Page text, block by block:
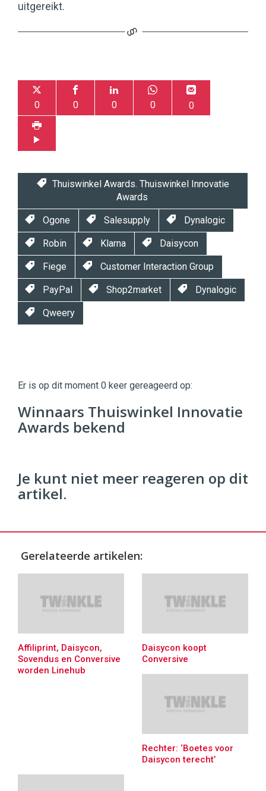
uitgereikt.
0 0 0 0 0
Thuiswinkel Awards. Thuiswinkel Innovatie
Awards
Ogone Salesupply Dynalogic
Robin Klarna Daisycon
Fiege Customer Interaction Group
PayPal Shop2market Dynalogic
Qweery
|
Digital
Commerce https://twinklemagazine.nl
9654
Er is op dit moment 0 keer gereageerd op:
Winnaars Thuiswinkel Innovatie
Awards bekend
Je kunt niet meer reageren op dit
artikel.
Gerelateerde artikelen:
Affiliprint, Daisycon,
Sovendus en Conversive
worden Linehub
Daisycon koopt
Conversive
Rechter: ‘Boetes voor
Daisycon terecht’